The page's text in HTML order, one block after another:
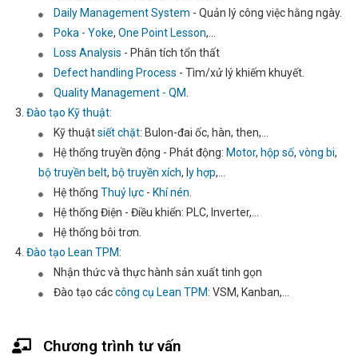
Daily Management System - Quản lý công việc hằng ngày.
Poka - Yoke, One Point Lesson,...
Loss Analysis - Phân tích tổn thất
Defect handling Process - Tìm/xử lý khiếm khuyết.
Quality Management - QM
Đào tạo Kỹ thuật:
Kỹ thuậtsiết chặt: Bulon-đai ốc, hàn, then,...
Hệ thống truyền động - Phát động: Motor, hộp số, vòng bi,
bộ truyền belt, bộ truyền xích, l y hợp,...
Hệ thống Thuỷ lực - Khí nén
Hệ thống Điện - Điều khiển: PLC, Inverter,...
Hệ thống bôi trơn.
Đào tạo Lean TPM:
Nhận thức và thực hành sản xuất tinh gọn
Đào tạo cáccông cụ Lean TPM: VSM, Kanban,...
Chương trình tư vấn